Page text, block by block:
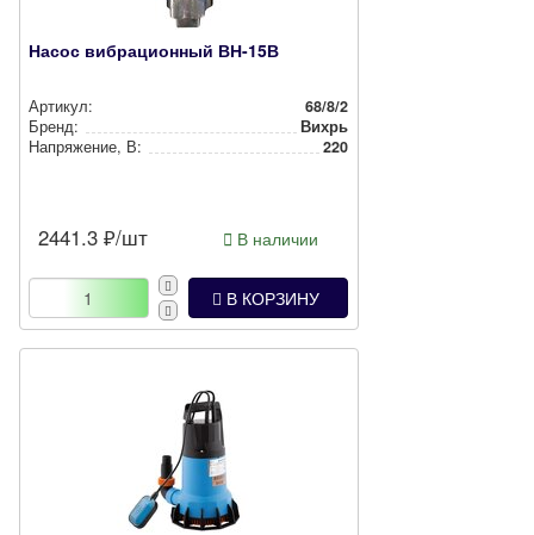
Насос вибрационный ВН-15В
Артикул:
68/8/2
Бренд:
Вихрь
Нап­ря­же­ние, В:
220
2441.3 ₽/шт В наличии
В КОРЗИНУ